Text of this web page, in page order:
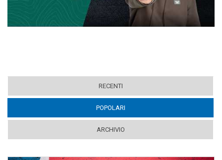
RECENTI
POPOLARI
ARCHIVIO